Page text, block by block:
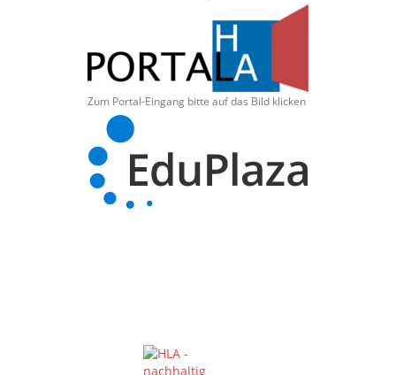
Zum Portal-Eingang bitte auf das Bild klicken